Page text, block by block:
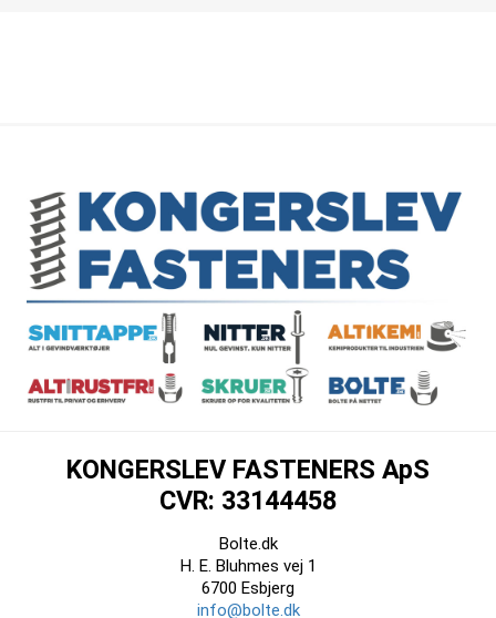
KONGERSLEV FASTENERS ApS
CVR: 33144458
Bolte.dk
H. E. Bluhmes vej 1
6700 Esbjerg
info@bolte.dk